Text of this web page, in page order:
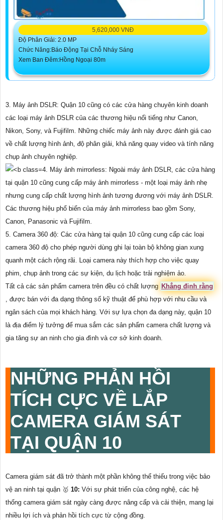
5,620,000 VNĐ
Độ Phân Giải: 2.0 MP
Chức Năng:Báo Động Tại Chỗ Nháy Sáng
Xem Ban Đêm:Hồng Ngoại 80m
3. Máy ảnh DSLR: Quận 10 cũng có các cửa hàng chuyên kinh doanh
các loại máy ảnh DSLR của các thương hiệu nổi tiếng như Canon,
Nikon, Sony, và Fujifilm. Những chiếc máy ảnh này được đánh giá cao
về chất lượng hình ảnh, độ phân giải, khả năng quay video và tính năng
chụp ảnh chuyên nghiệp.
4. Máy ảnh mirrorless: Ngoài máy ảnh DSLR, các cửa hàng
tại quận 10 cũng cung cấp máy ảnh mirrorless - một loại máy ảnh nhẹ
nhưng cung cấp chất lượng hình ảnh tương đương với máy ảnh DSLR.
Các thương hiệu phổ biến của máy ảnh mirrorless bao gồm Sony,
Canon, Panasonic và Fujifilm.
5. Camera 360 độ: Các cửa hàng tại quận 10 cũng cung cấp các loại
camera 360 độ cho phép người dùng ghi lại toàn bộ không gian xung
quanh một cách rộng rãi. Loại camera này thích hợp cho việc quay
phim, chụp ảnh trong các sự kiện, du lịch hoặc trải nghiệm ảo.
Tất cả các sản phẩm camera trên đều có chất lượng Khẳng định rằng
, được bán với đa dạng thông số kỹ thuật để phù hợp với nhu cầu và
ngân sách của mọi khách hàng. Với sự lựa chọn đa dạng này, quận 10
là địa điểm lý tưởng để mua sắm các sản phẩm camera chất lượng và
gia tăng sự an ninh cho gia đình và cơ sở kinh doanh.
NHỮNG PHẢN HỒI
TÍCH CỰC VỀ LẮP
CAMERA GIÁM SÁT
TẠI QUẬN 10
Camera giám sát đã trở thành một phần không thể thiếu trong việc bảo
vệ an ninh tại quận 🥇️ 10: Với sự phát triển của công nghệ, các hệ
thống camera giám sát ngày càng được nâng cấp và cải thiện, mang lại
nhiều lợi ích và phản hồi tích cực từ cộng đồng.